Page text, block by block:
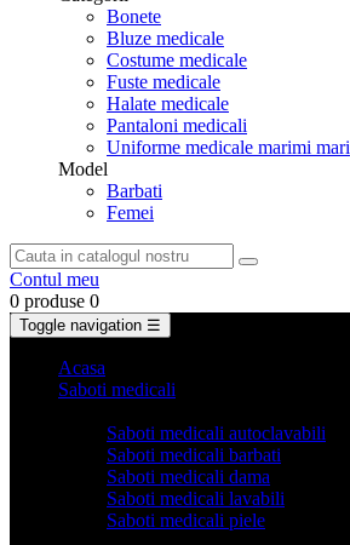
Bonete
Bluze medicale
Costume medicale
Fuste medicale
Halate medicale
Pantaloni medicali
Uniforme medicale marimi mari
Model
Barbati
Femei
Contul meu
0 produse 0
Toggle navigation ☰
Acasa
Saboti medicali
Saboti medicali autoclavabili
Saboti medicali barbati
Saboti medicali dama
Saboti medicali lavabili
Saboti medicali piele